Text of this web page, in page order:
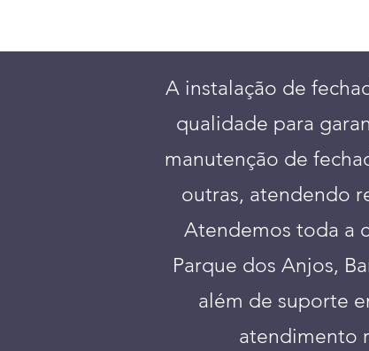
A instalação de
qualidade para
manutenção de
outras, atendendo
Atendemos toda a
Parque dos Anjos,
além de suporte
atendimento